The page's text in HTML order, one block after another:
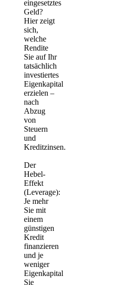
eingesetztes
Geld?
Hier zeigt
sich,
welche
Rendite
Sie auf Ihr
tatsächlich
investiertes
Eigenkapital
erzielen –
nach
Abzug
von
Steuern
und
Kreditzinsen.
Der
Hebel-
Effekt
(Leverage):
Je mehr
Sie mit
einem
günstigen
Kredit
finanzieren
und je
weniger
Eigenkapital
Sie